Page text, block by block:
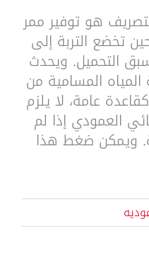
هو توفير ممر
تخضع التربة إلى
التحميل. ويحدث
المياه المسامية من
عامة، لا يلزم
العمودي إذا لم
ويمكن ضغط هذا